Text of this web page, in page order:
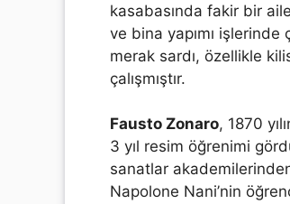
kasabasında fakir bir
ve bina yapımı işlerinde
merak sardı, özellikle
çalışmıştır.
Fausto Zonaro, 1870
3 yıl resim öğrenimi
sanatlar
Napolone Nani’nin